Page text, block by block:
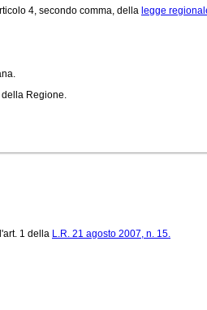
4, secondo comma, della legge
Regione.
1 della L.R. 21 agosto 2007, n. 15.